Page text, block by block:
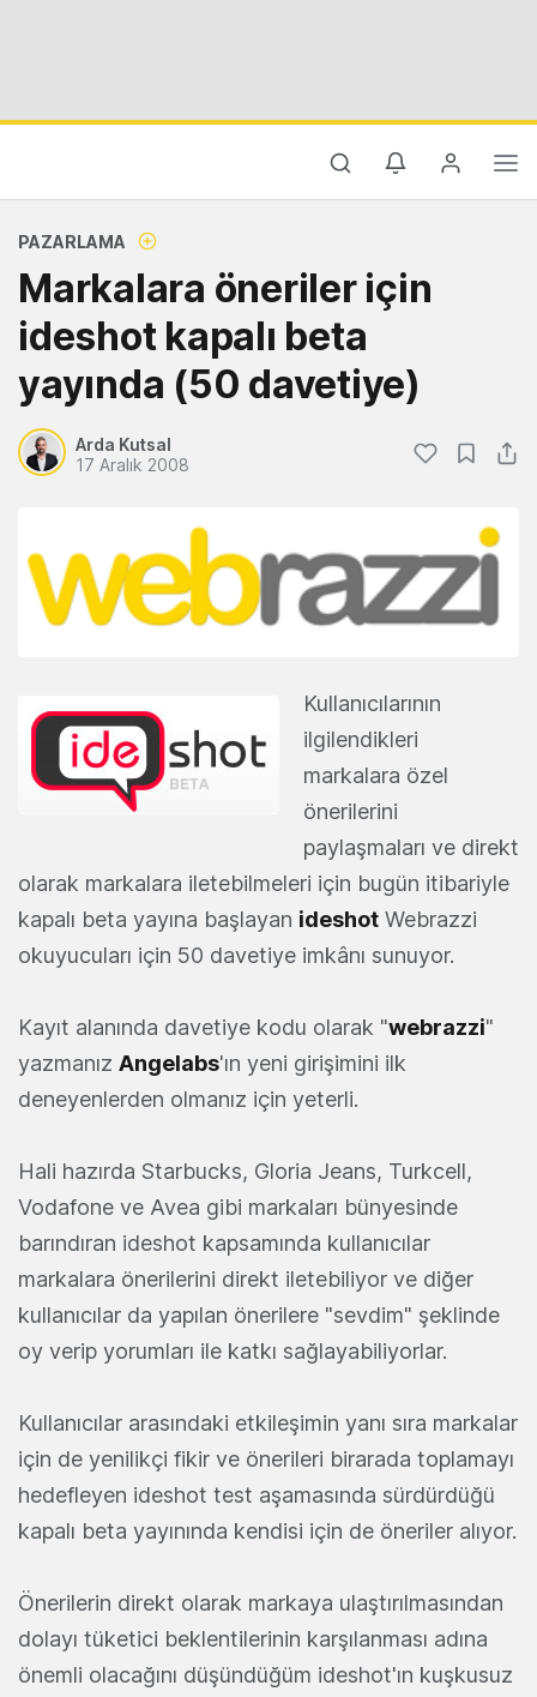
PAZARLAMA
Markalara öneriler için
ideshot kapalı beta
yayında (50 davetiye)
Arda Kutsal
17 Aralık 2008
Kullanıcılarının
ilgilendikleri
markalara özel
önerilerini
paylaşmaları ve direkt
olarak markalara iletebilmeleri için bugün itibariyle
kapalı beta yayına başlayan ideshot Webrazzi
okuyucuları için 50 davetiye imkânı sunuyor.
Kayıt alanında davetiye kodu olarak "webrazzi"
yazmanız Angelabs'ın yeni girişimini ilk
deneyenlerden olmanız için yeterli.
Hali hazırda Starbucks, Gloria Jeans, Turkcell,
Vodafone ve Avea gibi markaları bünyesinde
barındıran ideshot kapsamında kullanıcılar
markalara önerilerini direkt iletebiliyor ve diğer
kullanıcılar da yapılan önerilere "sevdim" şeklinde
oy verip yorumları ile katkı sağlayabiliyorlar.
Kullanıcılar arasındaki etkileşimin yanı sıra markalar
için de yenilikçi fikir ve önerileri birarada toplamayı
hedefleyen ideshot test aşamasında sürdürdüğü
kapalı beta yayınında kendisi için de öneriler alıyor.
Önerilerin direkt olarak markaya ulaştırılmasından
dolayı tüketici beklentilerinin karşılanması adına
önemli olacağını düşündüğüm ideshot'ın kuşkusuz